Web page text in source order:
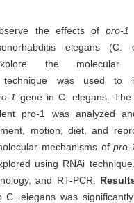
the effects ofpro-1
elegans (C.
the molecular
technique was used to
1 gene in C. elegans. The
pro-1 was analyzed
motion, diet, and
mechanisms ofpro-
using RNAi
and RT-PCR.
C. elegans was